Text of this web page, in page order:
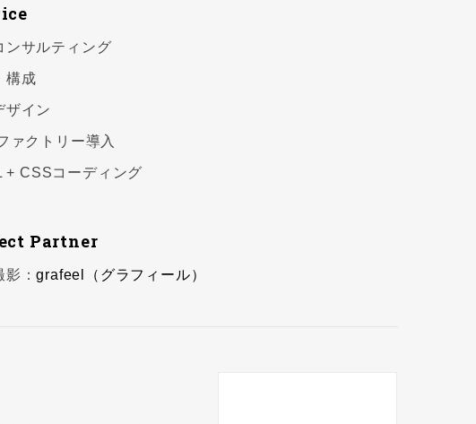
ンサルティング
構成
ザイン
ァクトリー導入
+ CSSコーディング
Partner
影：grafeel（グラフィール）